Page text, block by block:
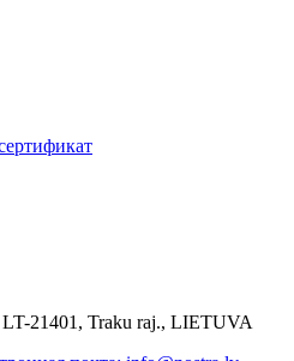
LT-21401, Traku raj., LIETUVA